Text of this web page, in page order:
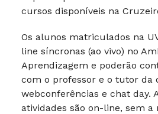
cursos disponíveis na
Os alunos matriculados na
line síncronas (ao vivo) no
Aprendizagem e poderão
com o professor e o tutor da
webconferências e chat day.
atividades são on-line, sem a